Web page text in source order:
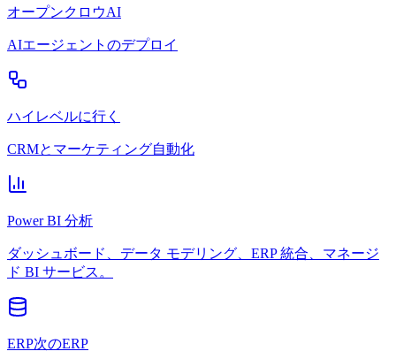
オープンクロウAI
AIエージェントのデプロイ
ハイレベルに行く
CRMとマーケティング自動化
Power BI 分析
ダッシュボード、データ モデリング、ERP 統合、マネージ
ド BI サービス。
ERP次のERP